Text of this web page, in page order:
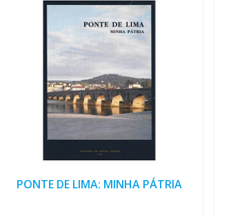
PONTE DE LIMA: MINHA PÁTRIA